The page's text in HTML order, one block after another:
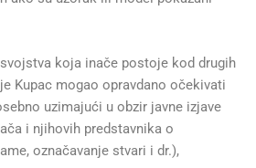
koja inače postoje kod drugih
Kupac mogao opravdano očekivati
uzimajući u obzir javne izjave
i njihovih predstavnika o
označavanje stvari i dr.),